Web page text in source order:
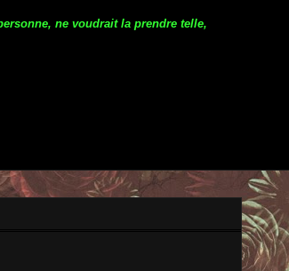
ne voudrait la prendre telle,